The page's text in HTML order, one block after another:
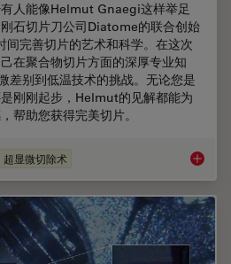
人能像Helmut Gnaegi这样举足
石切片刀公司Diatome的联合创始
完善切片的艺术和科学。在这次
在聚合物切片方面的深厚专业知
差别到低温技术的挑战。无论您是
刚刚起步，Helmut的见解都能为
帮助您获得完美切片。
超显微切除术 与